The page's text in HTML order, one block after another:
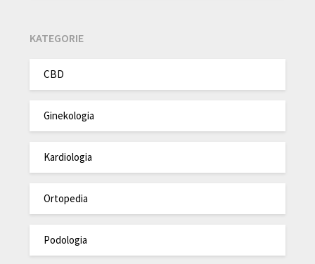
KATEGORIE
CBD
Ginekologia
Kardiologia
Ortopedia
Podologia